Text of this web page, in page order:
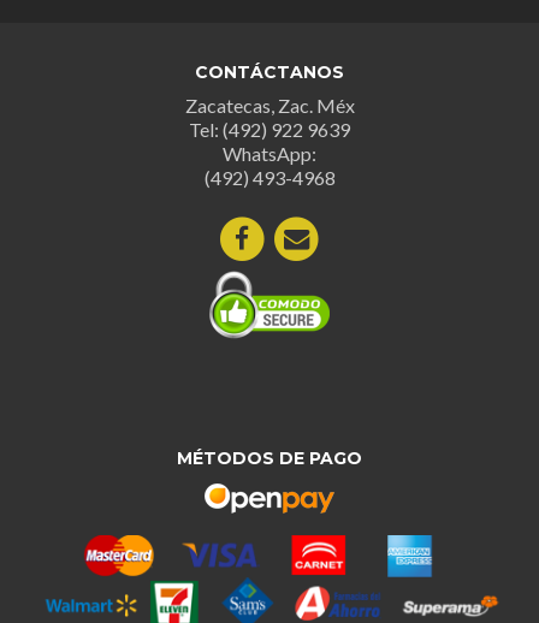
CONTÁCTANOS
Zacatecas, Zac. Méx
Tel: (492) 922 9639
WhatsApp:
(492) 493-4968
MÉTODOS DE PAGO